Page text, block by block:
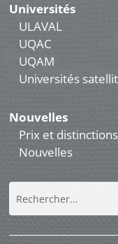
Universités
ULAVAL
UQAC
UQAM
Universités
Nouvelles
Prix et distinctions
Nouvelles